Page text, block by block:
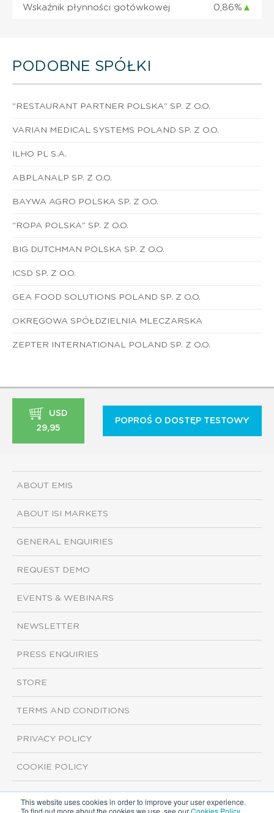
This website uses cookies in order to improve your user experience.
To find out more about the cookies we use, see ourCookies Policy.
Wskaźnik płynności gotówkowej 0,86% ▲
PODOBNE SPÓŁKI
"RESTAURANT PARTNER POLSKA" SP. Z O.O.
VARIAN MEDICAL SYSTEMS POLAND SP. Z O.O.
ILHO PL S.A.
ABPLANALP SP. Z O.O.
BAYWA AGRO POLSKA SP. Z O.O.
"ROPA POLSKA" SP. Z O.O.
BIG DUTCHMAN POLSKA SP. Z O.O.
ICSD SP. Z O.O.
GEA FOOD SOLUTIONS POLAND SP. Z O.O.
OKRĘGOWA SPÓŁDZIELNIA MLECZARSKA
ZEPTER INTERNATIONAL POLAND SP. Z O.O.
USD
29,95
POPROŚ O DOSTĘP TESTOWY
ABOUT EMIS
ABOUT ISI MARKETS
GENERAL ENQUIRIES
REQUEST DEMO
EVENTS & WEBINARS
NEWSLETTER
PRESS ENQUIRIES
STORE
TERMS AND CONDITIONS
PRIVACY POLICY
COOKIE POLICY
Copyright ©2026 ISI Markets. All rights reserved.